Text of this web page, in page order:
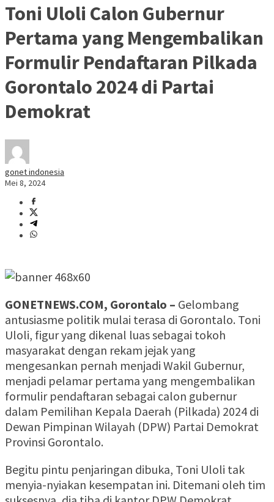
Toni Uloli Calon Gubernur
Pertama yang Mengembalikan
Formulir Pendaftaran Pilkada
Gorontalo 2024 di Partai
Demokrat
gonet indonesia
Mei 8, 2024
GONETNEWS.COM, Gorontalo – Gelombang
antusiasme politik mulai terasa di Gorontalo. Toni
Uloli, figur yang dikenal luas sebagai tokoh
masyarakat dengan rekam jejak yang
mengesankan pernah menjadi Wakil Gubernur,
menjadi pelamar pertama yang mengembalikan
formulir pendaftaran sebagai calon gubernur
dalam Pemilihan Kepala Daerah (Pilkada) 2024 di
Dewan Pimpinan Wilayah (DPW) Partai Demokrat
Provinsi Gorontalo.
Begitu pintu penjaringan dibuka, Toni Uloli tak
menyia-nyiakan kesempatan ini. Ditemani oleh tim